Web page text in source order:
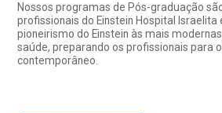
Nossos programas de Pós-graduação
profissionais do Einstein Hospital Israelita
pioneirismo do Einstein às mais
saúde, preparando os profissionais para
contemporâneo.